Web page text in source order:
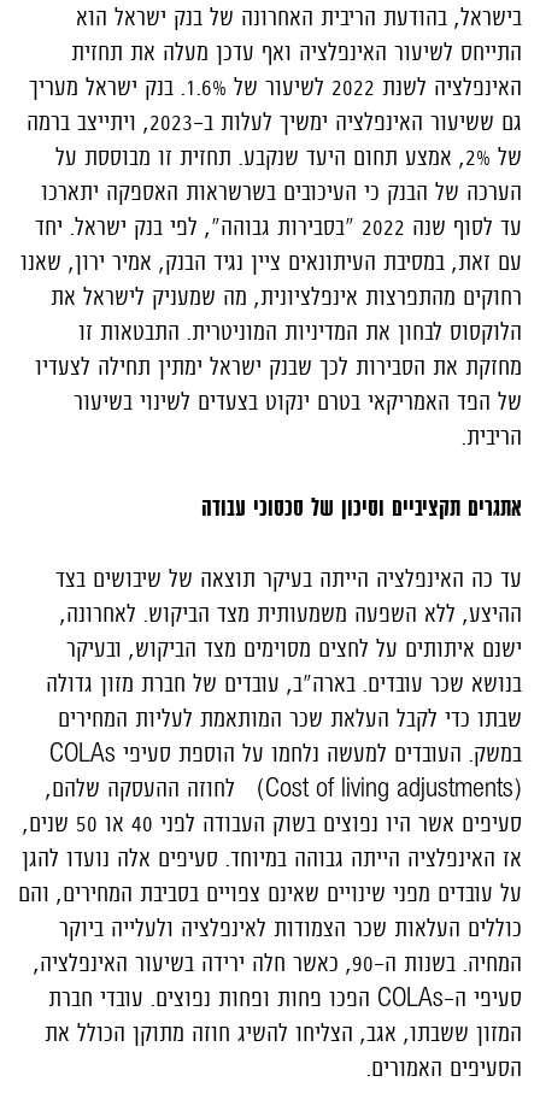
בישראל, בהודעת הריבית האחרונה של בנק ישראל הוא
התייחס לשיעור האינפלציה ואף עדכן מעלה את תחזית
האינפלציה לשנת 2022 לשיעור של 1.6%. בנק ישראל מעריך
גם ששיעור האינפלציה ימשיך לעלות ב-2023, ויתייצב ברמה
של 2%, אמצע תחום היעד שנקבע. תחזית זו מבוססת על
הערכה של הבנק כי העיכובים בשרשראות האספקה יתארכו
עד לסוף שנה 2022 "בסבירות גבוהה", לפי בנק ישראל. יחד
עם זאת, במסיבת העיתונאים ציין נגיד הבנק, אמיר ירון, שאנו
רחוקים מהתפרצות אינפלציונית, מה שמעניק לישראל את
הלוקסוס לבחון את המדיניות המוניטרית. התבטאות זו
מחזקת את הסבירות לכך שבנק ישראל ימתין תחילה לצעדיו
של הפד האמריקאי בטרם ינקוט בצעדים לשינוי בשיעור
הריבית.
אתגרים תקציביים וסיכון של סכסוכי עבודה
עד כה האינפלציה הייתה בעיקר תוצאה של שיבושים בצד
ההיצע, ללא השפעה משמעותית מצד הביקוש. לאחרונה,
ישנם איתותים על לחצים מסוימים מצד הביקוש, ובעיקר
בנושא שכר עובדים. בארה"ב, עובדים של חברת מזון גדולה
שבתו כדי לקבל העלאת שכר המותאמת לעליות המחירים
במשק. העובדים למעשה נלחמו על הוספת סעיפי COLAs
(Cost of living adjustments) לחוזה ההעסקה שלהם,
סעיפים אשר היו נפוצים בשוק העבודה לפני 40 או 50 שנים,
אז האינפלציה הייתה גבוהה במיוחד. סעיפים אלה נועדו להגן
על עובדים מפני שינויים שאינם צפויים בסביבת המחירים, והם
כוללים העלאות שכר הצמודות לאינפלציה ולעלייה ביוקר
המחיה. בשנות ה-90, כאשר חלה ירידה בשיעור האינפלציה,
סעיפי ה-COLAs הפכו פחות ופחות נפוצים. עובדי חברת
המזון ששבתו, אגב, הצליחו להשיג חוזה מתוקן הכולל את
הסעיפים האמורים.